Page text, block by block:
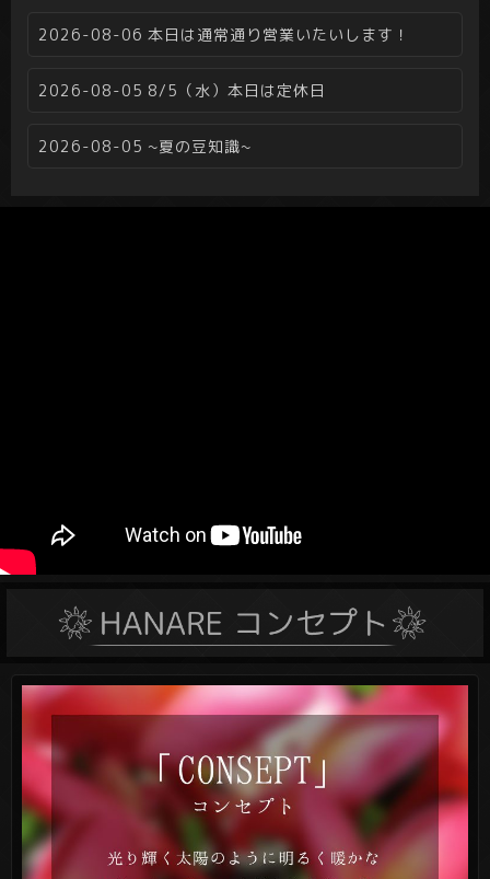
2026-08-06 本日は通常通り営業いたいします！
2026-08-05 8/5（水）本日は定休日
2026-08-05 ~夏の豆知識~